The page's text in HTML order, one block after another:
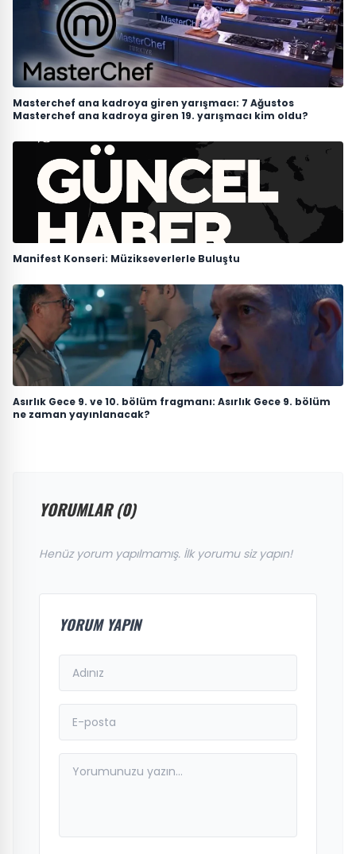
Masterchef ana kadroya giren yarışmacı: 7 Ağustos
Masterchef ana kadroya giren 19. yarışmacı kim oldu?
Manifest Konseri: Müzikseverlerle Buluştu
Asırlık Gece 9. ve 10. bölüm fragmanı: Asırlık Gece 9. bölüm
ne zaman yayınlanacak?
YORUMLAR (0)
Henüz yorum yapılmamış. İlk yorumu siz yapın!
YORUM YAPIN